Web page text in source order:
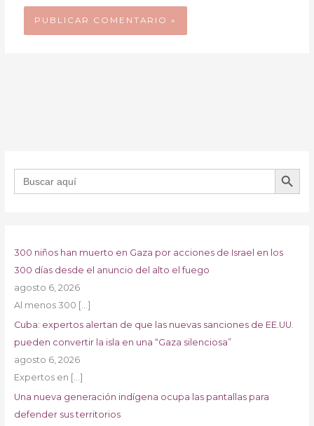
Buscar: BOTÓN DE
300 niños han muerto en Gaza por acciones de Israel en los
300 días desde el anuncio del alto el fuego
agosto 6, 2026
Al menos 300 […]
Cuba: expertos alertan de que las nuevas sanciones de EE.UU.
pueden convertir la isla en una “Gaza silenciosa”
agosto 6, 2026
Expertos en […]
Una nueva generación indígena ocupa las pantallas para
defender sus territorios